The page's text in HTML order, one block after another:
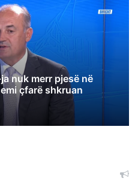
nuk merr pjesë në
çfarë shkruan